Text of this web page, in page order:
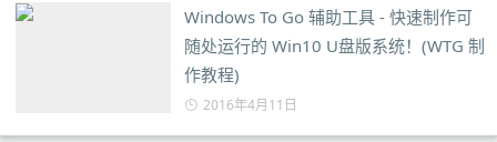
Windows To Go 辅助工具 - 快速制作可
随处运行的 Win10 U盘版系统！(WTG 制
作教程)
2016年4月11日